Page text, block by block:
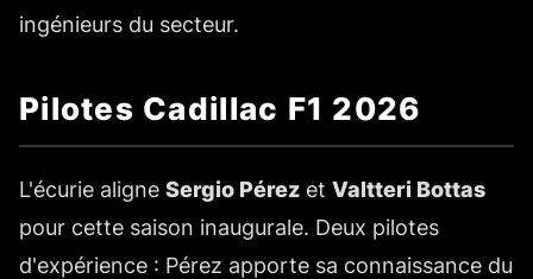
ingénieurs du secteur.
Pilotes Cadillac F1 2026
L'écurie aligne Sergio Pérez et Valtteri Bottas
pour cette saison inaugurale. Deux pilotes
d'expérience : Pérez apporte sa connaissance du